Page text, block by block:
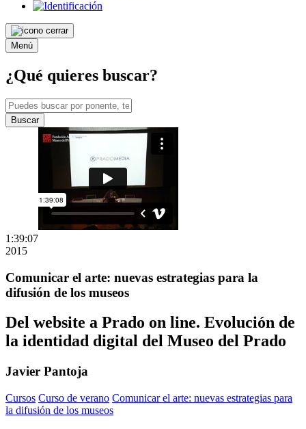
Menú
¿Qué quieres buscar?
Buscar
1:39:07
2015
Comunicar el arte: nuevas estrategias para la
difusión de los museos
Del website a Prado on line. Evolución de
la identidad digital del Museo del Prado
Javier Pantoja
Cursos Curso de verano Comunicar el arte: nuevas estrategias para
la difusión de los museos